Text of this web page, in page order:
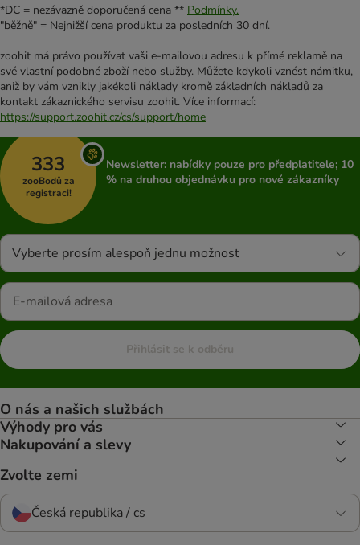
*DC = nezávazně doporučená cena ** Podmínky.
"běžně" = Nejnižší cena produktu za posledních 30 dní.
zoohit má právo používat vaši e-mailovou adresu k přímé reklamě na
své vlastní podobné zboží nebo služby. Můžete kdykoli vznést námitku,
aniž by vám vznikly jakékoli náklady kromě základních nákladů za
kontakt zákaznického servisu zoohit. Více informací:
https://support.zoohit.cz/cs/support/home
333
zooBodů za
registraci!
Newsletter: nabídky pouze pro předplatitele; 10
% na druhou objednávku pro nové zákazníky
Vyberte prosím alespoň jednu možnost
Přihlásit se k odběru
O nás a našich službách
Výhody pro vás
Nakupování a slevy
Zvolte zemi
Česká republika / cs